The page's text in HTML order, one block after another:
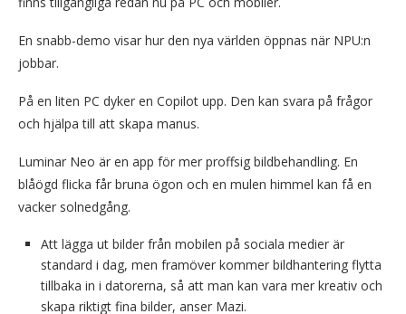
En snabb-demo visar hur den nya världen öppnas när NPU:n
jobbar.
På en liten PC dyker en Copilot upp. Den kan svara på frågor
och hjälpa till att skapa manus.
Luminar Neo är en app för mer proffsig bildbehandling. En
blåögd flicka får bruna ögon och en mulen himmel kan få en
vacker solnedgång.
Att lägga ut bilder från mobilen på sociala medier är
standard i dag, men framöver kommer bildhantering flytta
tillbaka in i datorerna, så att man kan vara mer kreativ och
skapa riktigt fina bilder, anser Mazi.